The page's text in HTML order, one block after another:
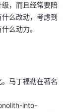
，而且经常要陪
么改动，考虑到
么动力。
马丁福勒在著名
into-